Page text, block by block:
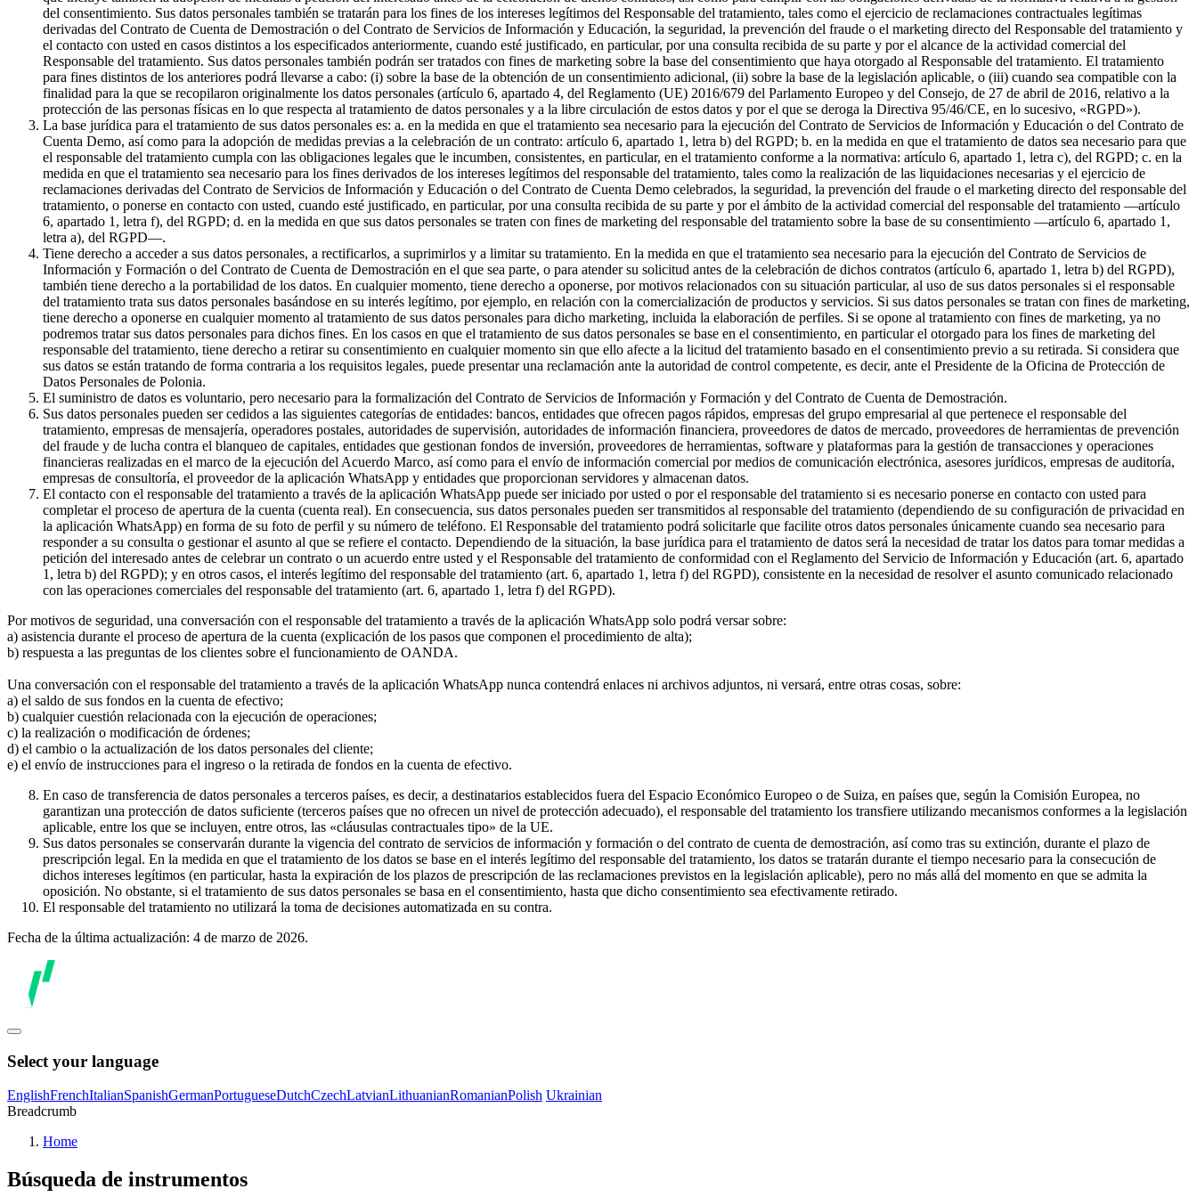
del consentimiento. Sus datos personales también se tratarán para los fines de los intereses legítimos del Responsable del tratamiento, tales como el ejercicio de reclamaciones contractuales legítimas
derivadas del Contrato de Cuenta de Demostración o del Contrato de Servicios de Información y Educación, la seguridad, la prevención del fraude o el marketing directo del Responsable del tratamiento y
el contacto con usted en casos distintos a los especificados anteriormente, cuando esté justificado, en particular, por una consulta recibida de su parte y por el alcance de la actividad comercial del
Responsable del tratamiento. Sus datos personales también podrán ser tratados con fines de marketing sobre la base del consentimiento que haya otorgado al Responsable del tratamiento. El tratamiento
para fines distintos de los anteriores podrá llevarse a cabo: (i) sobre la base de la obtención de un consentimiento adicional, (ii) sobre la base de la legislación aplicable, o (iii) cuando sea compatible con la
finalidad para la que se recopilaron originalmente los datos personales (artículo 6, apartado 4, del Reglamento (UE) 2016/679 del Parlamento Europeo y del Consejo, de 27 de abril de 2016, relativo a la
protección de las personas físicas en lo que respecta al tratamiento de datos personales y a la libre circulación de estos datos y por el que se deroga la Directiva 95/46/CE, en lo sucesivo, «RGPD»).
La base jurídica para el tratamiento de sus datos personales es: a. en la medida en que el tratamiento sea necesario para la ejecución del Contrato de Servicios de Información y Educación o del Contrato de
Cuenta Demo, así como para la adopción de medidas previas a la celebración de un contrato: artículo 6, apartado 1, letra b) del RGPD; b. en la medida en que el tratamiento de datos sea necesario para que
el responsable del tratamiento cumpla con las obligaciones legales que le incumben, consistentes, en particular, en el tratamiento conforme a la normativa: artículo 6, apartado 1, letra c), del RGPD; c. en la
medida en que el tratamiento sea necesario para los fines derivados de los intereses legítimos del responsable del tratamiento, tales como la realización de las liquidaciones necesarias y el ejercicio de
reclamaciones derivadas del Contrato de Servicios de Información y Educación o del Contrato de Cuenta Demo celebrados, la seguridad, la prevención del fraude o el marketing directo del responsable del
tratamiento, o ponerse en contacto con usted, cuando esté justificado, en particular, por una consulta recibida de su parte y por el ámbito de la actividad comercial del responsable del tratamiento —artículo
6, apartado 1, letra f), del RGPD; d. en la medida en que sus datos personales se traten con fines de marketing del responsable del tratamiento sobre la base de su consentimiento —artículo 6, apartado 1,
letra a), del RGPD—.
Tiene derecho a acceder a sus datos personales, a rectificarlos, a suprimirlos y a limitar su tratamiento. En la medida en que el tratamiento sea necesario para la ejecución del Contrato de Servicios de
Información y Formación o del Contrato de Cuenta de Demostración en el que sea parte, o para atender su solicitud antes de la celebración de dichos contratos (artículo 6, apartado 1, letra b) del RGPD),
también tiene derecho a la portabilidad de los datos. En cualquier momento, tiene derecho a oponerse, por motivos relacionados con su situación particular, al uso de sus datos personales si el responsable
del tratamiento trata sus datos personales basándose en su interés legítimo, por ejemplo, en relación con la comercialización de productos y servicios. Si sus datos personales se tratan con fines de marketing,
tiene derecho a oponerse en cualquier momento al tratamiento de sus datos personales para dicho marketing, incluida la elaboración de perfiles. Si se opone al tratamiento con fines de marketing, ya no
podremos tratar sus datos personales para dichos fines. En los casos en que el tratamiento de sus datos personales se base en el consentimiento, en particular el otorgado para los fines de marketing del
responsable del tratamiento, tiene derecho a retirar su consentimiento en cualquier momento sin que ello afecte a la licitud del tratamiento basado en el consentimiento previo a su retirada. Si considera que
sus datos se están tratando de forma contraria a los requisitos legales, puede presentar una reclamación ante la autoridad de control competente, es decir, ante el Presidente de la Oficina de Protección de
Datos Personales de Polonia.
El suministro de datos es voluntario, pero necesario para la formalización del Contrato de Servicios de Información y Formación y del Contrato de Cuenta de Demostración.
Sus datos personales pueden ser cedidos a las siguientes categorías de entidades: bancos, entidades que ofrecen pagos rápidos, empresas del grupo empresarial al que pertenece el responsable del
tratamiento, empresas de mensajería, operadores postales, autoridades de supervisión, autoridades de información financiera, proveedores de datos de mercado, proveedores de herramientas de prevención
del fraude y de lucha contra el blanqueo de capitales, entidades que gestionan fondos de inversión, proveedores de herramientas, software y plataformas para la gestión de transacciones y operaciones
financieras realizadas en el marco de la ejecución del Acuerdo Marco, así como para el envío de información comercial por medios de comunicación electrónica, asesores jurídicos, empresas de auditoría,
empresas de consultoría, el proveedor de la aplicación WhatsApp y entidades que proporcionan servidores y almacenan datos.
El contacto con el responsable del tratamiento a través de la aplicación WhatsApp puede ser iniciado por usted o por el responsable del tratamiento si es necesario ponerse en contacto con usted para
completar el proceso de apertura de la cuenta (cuenta real). En consecuencia, sus datos personales pueden ser transmitidos al responsable del tratamiento (dependiendo de su configuración de privacidad en
la aplicación WhatsApp) en forma de su foto de perfil y su número de teléfono. El Responsable del tratamiento podrá solicitarle que facilite otros datos personales únicamente cuando sea necesario para
responder a su consulta o gestionar el asunto al que se refiere el contacto. Dependiendo de la situación, la base jurídica para el tratamiento de datos será la necesidad de tratar los datos para tomar medidas a
petición del interesado antes de celebrar un contrato o un acuerdo entre usted y el Responsable del tratamiento de conformidad con el Reglamento del Servicio de Información y Educación (art. 6, apartado
1, letra b) del RGPD); y en otros casos, el interés legítimo del responsable del tratamiento (art. 6, apartado 1, letra f) del RGPD), consistente en la necesidad de resolver el asunto comunicado relacionado
con las operaciones comerciales del responsable del tratamiento (art. 6, apartado 1, letra f) del RGPD).
Por motivos de seguridad, una conversación con el responsable del tratamiento a través de la aplicación WhatsApp solo podrá versar sobre:
a) asistencia durante el proceso de apertura de la cuenta (explicación de los pasos que componen el procedimiento de alta);
b) respuesta a las preguntas de los clientes sobre el funcionamiento de OANDA.
Una conversación con el responsable del tratamiento a través de la aplicación WhatsApp nunca contendrá enlaces ni archivos adjuntos, ni versará, entre otras cosas, sobre:
a) el saldo de sus fondos en la cuenta de efectivo;
b) cualquier cuestión relacionada con la ejecución de operaciones;
c) la realización o modificación de órdenes;
d) el cambio o la actualización de los datos personales del cliente;
e) el envío de instrucciones para el ingreso o la retirada de fondos en la cuenta de efectivo.
En caso de transferencia de datos personales a terceros países, es decir, a destinatarios establecidos fuera del Espacio Económico Europeo o de Suiza, en países que, según la Comisión Europea, no
garantizan una protección de datos suficiente (terceros países que no ofrecen un nivel de protección adecuado), el responsable del tratamiento los transfiere utilizando mecanismos conformes a la legislación
aplicable, entre los que se incluyen, entre otros, las «cláusulas contractuales tipo» de la UE.
Sus datos personales se conservarán durante la vigencia del contrato de servicios de información y formación o del contrato de cuenta de demostración, así como tras su extinción, durante el plazo de
prescripción legal. En la medida en que el tratamiento de los datos se base en el interés legítimo del responsable del tratamiento, los datos se tratarán durante el tiempo necesario para la consecución de
dichos intereses legítimos (en particular, hasta la expiración de los plazos de prescripción de las reclamaciones previstos en la legislación aplicable), pero no más allá del momento en que se admita la
oposición. No obstante, si el tratamiento de sus datos personales se basa en el consentimiento, hasta que dicho consentimiento sea efectivamente retirado.
El responsable del tratamiento no utilizará la toma de decisiones automatizada en su contra.
Fecha de la última actualización: 4 de marzo de 2026.
Select your language
EnglishFrenchItalianSpanishGermanPortugueseDutchCzechLatvianLithuanianRomanianPolish Ukrainian
Breadcrumb
Home
Búsqueda de instrumentos